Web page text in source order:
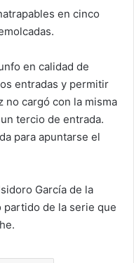
en cinco
en calidad de
entradas y permitir
no cargó con la misma
tercio de entrada.
para apuntarse el
García de la
partido de la serie que